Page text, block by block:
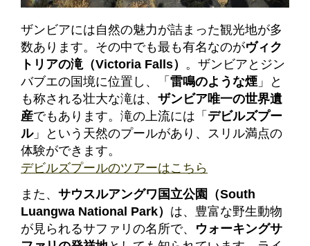
ザンビアには自然の魅力が詰まった観光地が多
数あります。その中でも最も有名なのがヴィク
トリアの滝（Victoria Falls） 。ザンビアとジン
バブエの国境に位置し、「 雷鳴のような煙」と
も称される壮大な滝は、 ザンビア唯一の世界遺
産でもあります。滝の上流には「 デビルズプー
ル」という天然のプールがあり、スリル満点の
体験ができます。
デビルズプールのツアーはこちら
また、 サウスルアングワ国立公園（South
Luangwa National Park） は、豊富な野生動物
が見られるサファリの名所で、 ウォーキングサ